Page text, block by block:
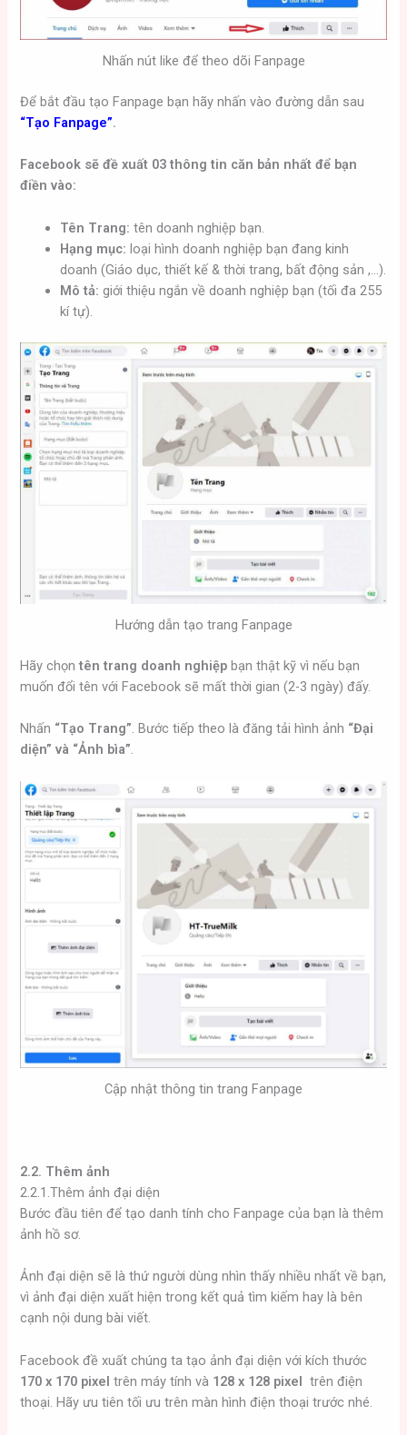
Nhấn nút like để theo dõi Fanpage
Để bắt đầu tạo Fanpage bạn hãy nhấn vào đường dẫn sau
“Tạo Fanpage”.
Facebook sẽ đề xuất 03 thông tin căn bản nhất để bạn
điền vào:
Tên Trang: tên doanh nghiệp bạn.
Hạng mục: loại hình doanh nghiệp bạn đang kinh
doanh (Giáo dục, thiết kế & thời trang, bất động sản ,…).
Mô tả: giới thiệu ngắn về doanh nghiệp bạn (tối đa 255
kí tự).
Hướng dẫn tạo trang Fanpage
Hãy chọntên trang doanh nghiệp bạn thật kỹ vì nếu bạn
muốn đổi tên với Facebook sẽ mất thời gian (2-3 ngày) đấy.
Nhấn “Tạo Trang”. Bước tiếp theo là đăng tải hình ảnh “Đại
diện” và “Ảnh bìa”.
Cập nhật thông tin trang Fanpage
2.2. Thêm ảnh
2.2.1.Thêm ảnh đại diện
Bước đầu tiên để tạo danh tính cho Fanpage của bạn là thêm
ảnh hồ sơ.
Ảnh đại diện sẽ là thứ người dùng nhìn thấy nhiều nhất về bạn,
vì ảnh đại diện xuất hiện trong kết quả tìm kiếm hay là bên
cạnh nội dung bài viết.
Facebook đề xuất chúng ta tạo ảnh đại diện với kích thước
170 x 170 pixel trên máy tính và 128 x 128 pixel trên điện
thoại. Hãy ưu tiên tối ưu trên màn hình điện thoại trước nhé.